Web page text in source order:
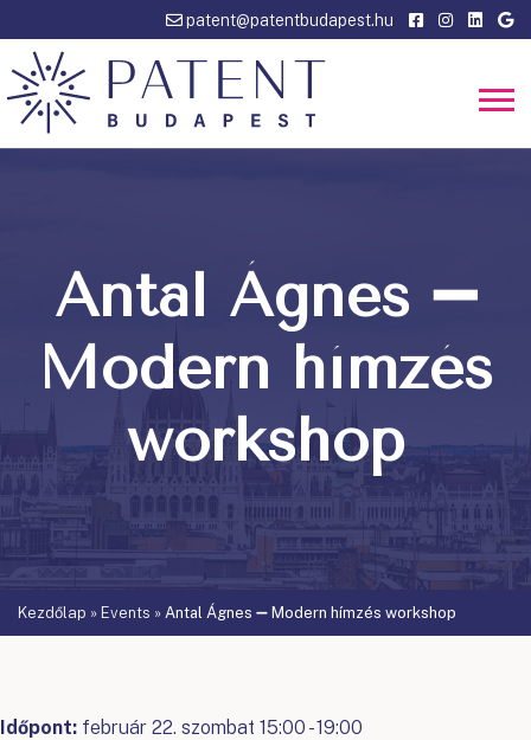
patent@patentbudapest.hu
Antal Ágnes ➖
Modern hímzés
workshop
Kezdőlap » Events » Antal Ágnes ➖ Modern hímzés workshop
Időpont: február 22. szombat 15:00 - 19:00